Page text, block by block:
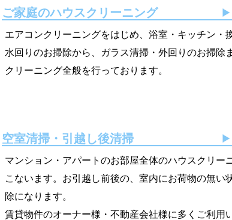
ご家庭のハウスクリーニング
エアコンクリーニングをはじめ、浴室・キッチン・
水回りのお掃除から、ガラス清掃・外回りのお掃除
クリーニング全般を行っております。
空室清掃・引越し後清掃
マンション・アパートのお部屋全体のハウスクリー
こないます。お引越し前後の、室内にお荷物の無い
除になります。
賃貸物件のオーナー様・不動産会社様に多くご利用